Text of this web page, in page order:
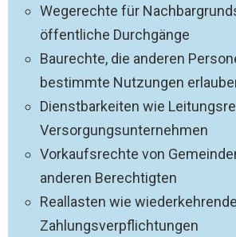
Wegerechte für
öffentliche Durchgänge
Baurechte, die anderen
bestimmte Nutzungen
Dienstbarkeiten wie
Versorgungsunternehmen
Vorkaufsrechte von
anderen Berechtigten
Reallasten wie wiederkehrende
Zahlungsverpflichtungen